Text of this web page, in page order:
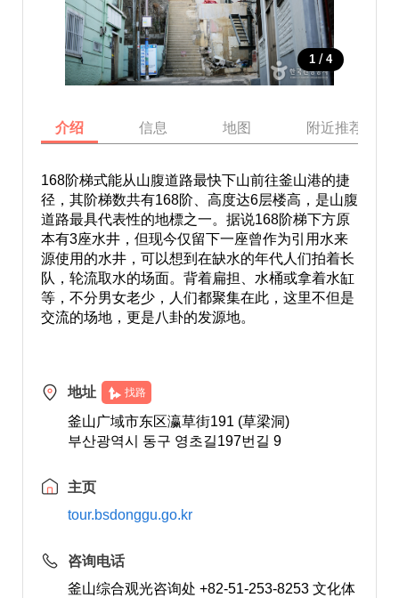
1 / 4
介绍 信息 地图 附近推荐景点
168阶梯式能从山腹道路最快下山前往釜山港的捷
径，其阶梯数共有168阶、高度达6层楼高，是山腹
道路最具代表性的地標之一。据说168阶梯下方原
本有3座水井，但现今仅留下一座曾作为引用水来
源使用的水井，可以想到在缺水的年代人们拍着长
队，轮流取水的场面。背着扁担、水桶或拿着水缸
等，不分男女老少，人们都聚集在此，这里不但是
交流的场地，更是八卦的发源地。
地址 找路
釜山广域市东区瀛草街191 (草梁洞)
부산광역시 동구 영초길197번길 9
主页
tour.bsdonggu.go.kr
咨询电话
釜山综合观光咨询处 +82-51-253-8253 文化体